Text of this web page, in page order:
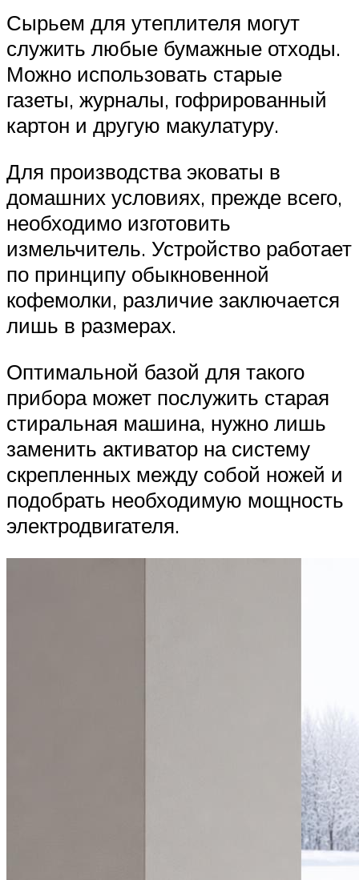
Сырьем для утеплителя могут
служить любые бумажные отходы.
Можно использовать старые
газеты, журналы, гофрированный
картон и другую макулатуру.
Для производства эковаты в
домашних условиях, прежде всего,
необходимо изготовить
измельчитель. Устройство работает
по принципу обыкновенной
кофемолки, различие заключается
лишь в размерах.
Оптимальной базой для такого
прибора может послужить старая
стиральная машина, нужно лишь
заменить активатор на систему
скрепленных между собой ножей и
подобрать необходимую мощность
электродвигателя.